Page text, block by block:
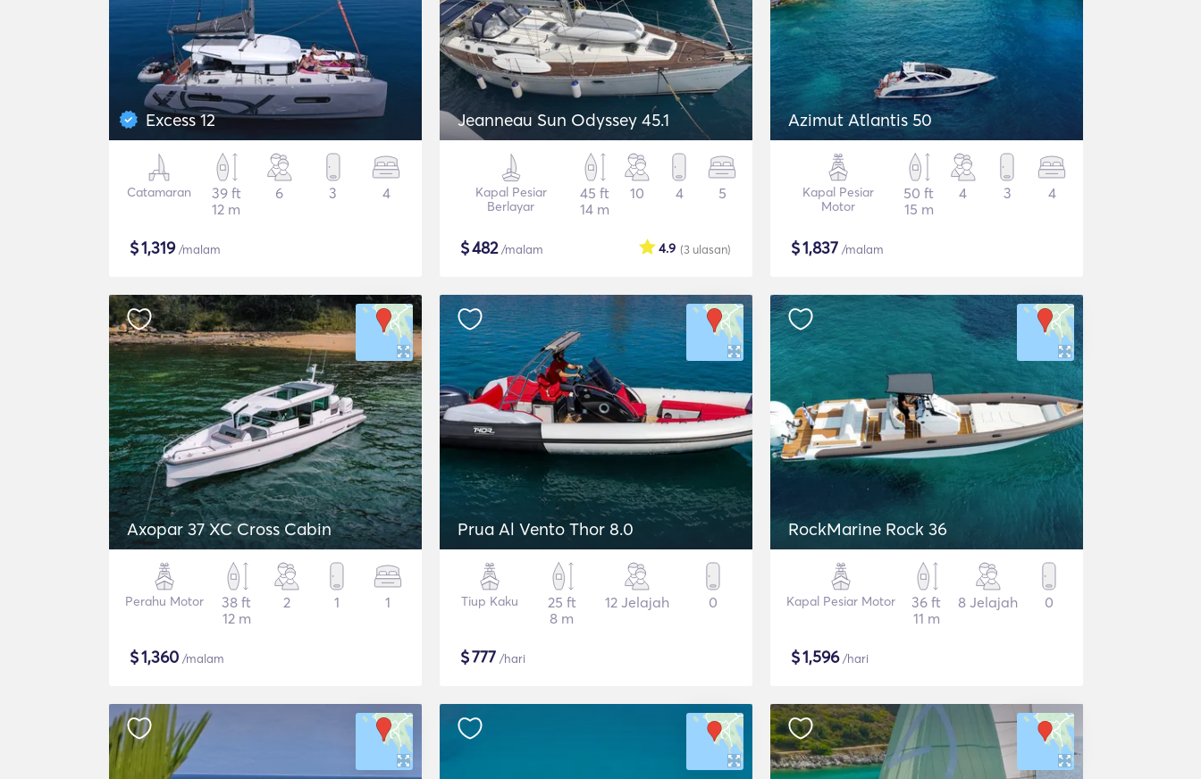
Excess 12
Catamaran
39 ft
12 m
6 3 4
$1,319/malam
Jeanneau Sun Odyssey 45.1
Kapal Pesiar
Berlayar
45 ft
14 m
10 4 5
$482/malam (3 ulasan)
4.9
Azimut Atlantis 50
Kapal Pesiar
Motor
50 ft
15 m
4 3 4
$1,837 /malam
Axopar 37 XC Cross Cabin
Perahu Motor
38 ft
12 m
2 1 1
$1,360 /malam
Prua Al Vento Thor 8.0
Tiup Kaku
25 ft
8 m
12 Jelajah 0
$777 /hari
RockMarine Rock 36
Kapal Pesiar Motor
36 ft
11 m
8 Jelajah 0
$1,596/hari